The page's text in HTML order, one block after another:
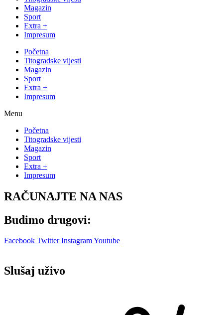
Magazin
Sport
Extra +
Impresum
Početna
Titogradske vijesti
Magazin
Sport
Extra +
Impresum
Menu
Početna
Titogradske vijesti
Magazin
Sport
Extra +
Impresum
RAČUNAJTE NA NAS
Budimo drugovi:
Facebook Twitter InstagramYoutube
Slušaj uživo